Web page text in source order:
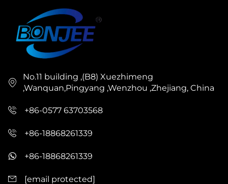
No.11 building ,(B8) Xuezhimeng
,Wanquan,Pingyang ,Wenzhou ,Zhejiang, China
+86-0577 63703568
+86-18868261339
+86-18868261339
[email protected]